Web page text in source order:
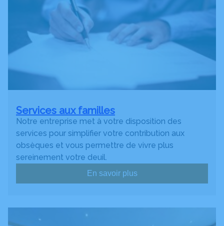
Services aux familles
Notre entreprise met à votre disposition des
services pour simplifier votre contribution aux
obsèques et vous permettre de vivre plus
sereinement votre deuil.
En savoir plus